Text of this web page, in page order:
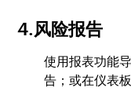
4.风险报告
使用报表功能
告；或在仪表